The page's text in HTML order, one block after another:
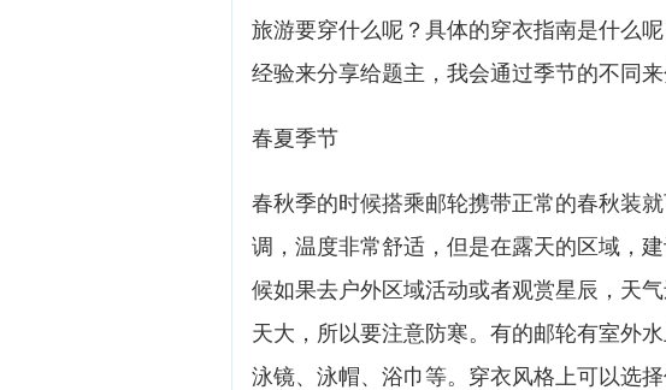
旅游要穿什么呢？具体的穿衣指南是什么
经验来分享给题主，我会通过季节的不同
春夏季节
春秋季的时候搭乘邮轮携带正常的春秋装
调，温度非常舒适，但是在露天的区域，
候如果去户外区域活动或者观赏星辰，天
天大，所以要注意防寒。有的邮轮有室外
泳镜、泳帽、浴巾等。穿衣风格上可以选